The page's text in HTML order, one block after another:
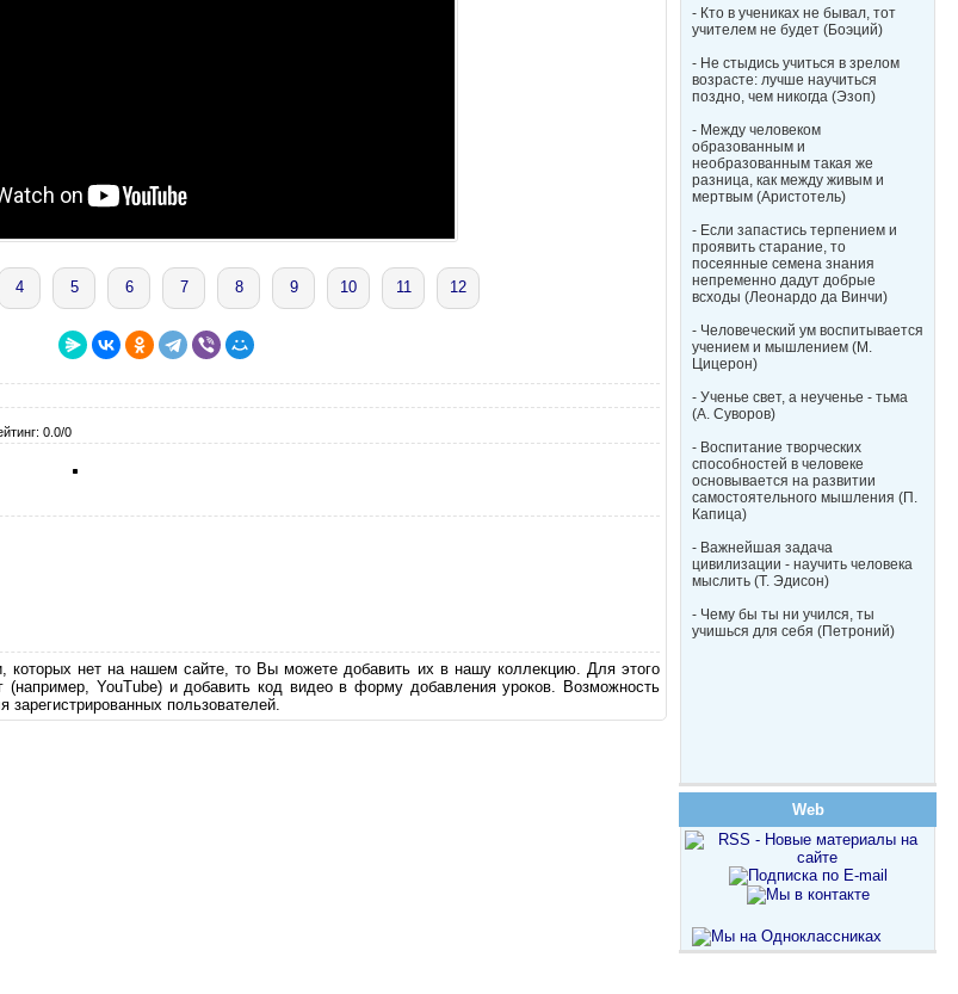
4 5 6 7 8 9 10 11 12
0.0/0
которых нет на нашем сайте, то Вы можете добавить их в нашу коллекцию. Для этого
(например, YouTube) и добавить код видео в форму добавления уроков. Возможность
пользователей.
- Кто в учениках не бывал, тот
учителем не будет (Боэций)
- Не стыдись учиться в зрелом
возрасте: лучше научиться
поздно, чем никогда (Эзоп)
- Между человеком
образованным и
необразованным такая же
разница, как между живым и
мертвым (Аристотель)
- Если запастись терпением и
проявить старание, то
посеянные семена знания
непременно дадут добрые
всходы (Леонардо да Винчи)
- Человеческий ум воспитывается
учением и мышлением (М.
Цицерон)
- Ученье свет, а неученье - тьма
(А. Суворов)
- Воспитание творческих
способностей в человеке
основывается на развитии
самостоятельного мышления (П.
Капица)
- Важнейшая задача
цивилизации - научить человека
мыслить (Т. Эдисон)
- Чему бы ты ни учился, ты
учишься для себя (Петроний)
Web